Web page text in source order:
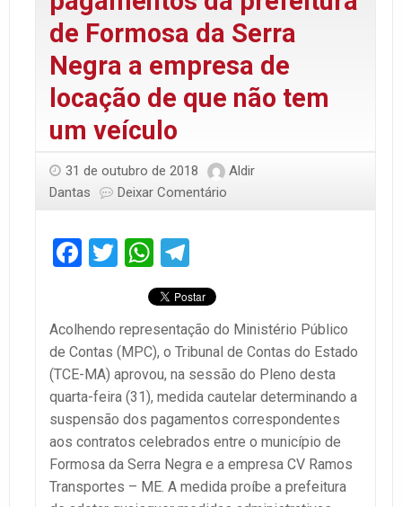
de Formosa da Serra
Negra a empresa de
locação de que não tem
um veículo
31 de outubro de 2018
Aldir
Dantas
Deixar Comentário
Facebook
TwitterWhatsApp
Acolhendo representação do Ministério Público
de Contas (MPC), o Tribunal de Contas do Estado
(TCE-MA) aprovou, na sessão do Pleno desta
quarta-feira (31), medida cautelar determinando a
suspensão dos pagamentos correspondentes
aos contratos celebrados entre o município de
Formosa da Serra Negra e a empresa CV Ramos
Transportes – ME. A medida proíbe a prefeitura